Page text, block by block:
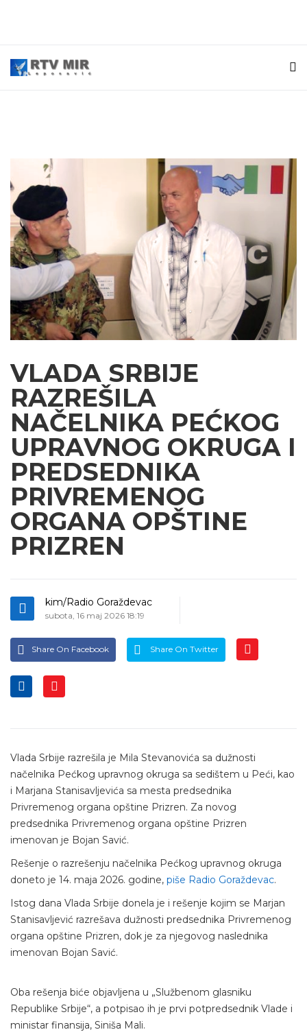
VLADA SRBIJE
RAZREŠILA
NAČELNIKA PEĆKOG
UPRAVNOG OKRUGA I
PREDSEDNIKA
PRIVREMENOG
ORGANA OPŠTINE
PRIZREN
kim/Radio Goraždevac
subota, 16 maj 2026 18:19
Share On Facebook Share On Twitter
Vlada Srbije razrešila je Mila Stevanovića sa dužnosti
načelnika Pećkog upravnog okruga sa sedištem u Peći, kao
i Marjana Stanisavljevića sa mesta predsednika
Privremenog organa opštine Prizren. Za novog
predsednika Privremenog organa opštine Prizren
imenovan je Bojan Savić.
Rešenje o razrešenju načelnika Pećkog upravnog okruga
doneto je 14. maja 2026. godine, piše Radio Goraždevac.
Istog dana Vlada Srbije donela je i rešenje kojim se Marjan
Stanisavljević razrešava dužnosti predsednika Privremenog
organa opštine Prizren, dok je za njegovog naslednika
imenovan Bojan Savić.
Oba rešenja biće objavljena u „Službenom glasniku
Republike Srbije“, a potpisao ih je prvi potpredsednik Vlade i
ministar finansija, Siniša Mali.